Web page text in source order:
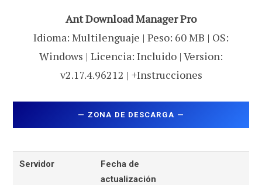
Ant Download Manager Pro
Idioma: Multilenguaje | Peso: 60 MB | OS:
Windows | Licencia: Incluido | Version:
v2.17.4.96212 | +Instrucciones
— ZONA DE DESCARGA —
Servidor
Fecha de
actualización